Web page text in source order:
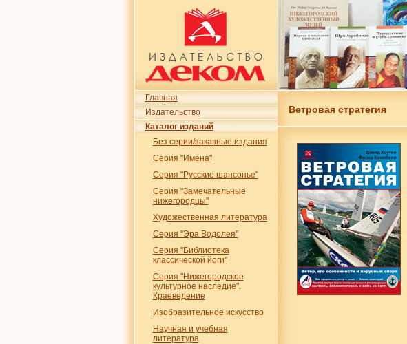
Главная
Издательство
Каталог изданий
Без серии/заказные издания
Серия "Имена"
Серия "Русские шансонье"
Серия "Замечательные
нижегородцы"
Художественная литература
Серия "Эра Водолея"
Серия "Библиотека
классической йоги"
Серия "Нижегородское
культурное наследие".
Краеведение
Изобразительное искусство
Научная и учебная
литература
Ветровая стратегия